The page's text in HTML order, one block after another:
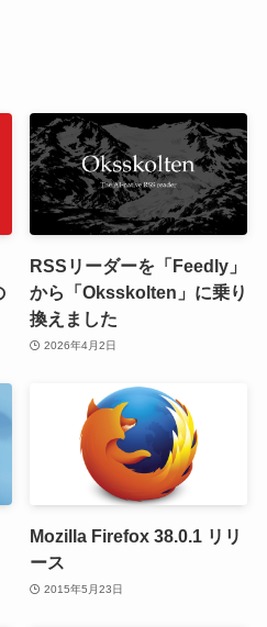
RSSリーダーを「Feedly」
から「Oksskolten」に乗り
換えました
2026年4月2日
Mozilla Firefox 38.0.1 リリ
ース
2015年5月23日